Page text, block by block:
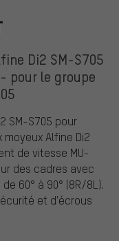
Di2 SM-S705
pour le groupe
SM-S705 pour
Alfine Di2
de vitesse MU-
des cadres avec
60° à 90° (8R/8L).
et d'écrous